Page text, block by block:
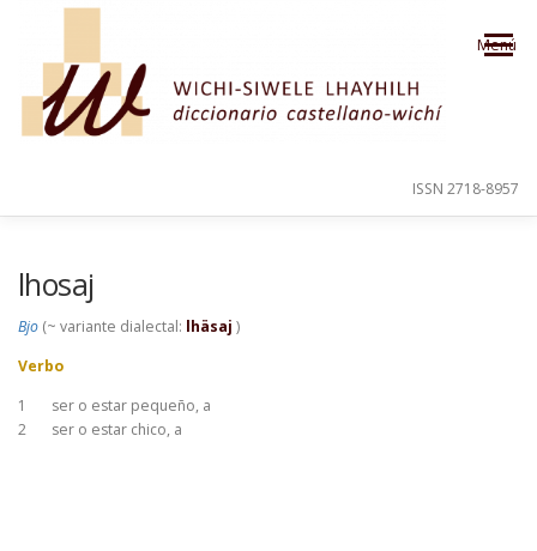
Saltar al contenido
Menú
ISSN 2718-8957
lhosaj
Bjo (~ variante dialectal: lhäsaj )
Verbo
1
ser o estar pequeño, a
2
ser o estar chico, a